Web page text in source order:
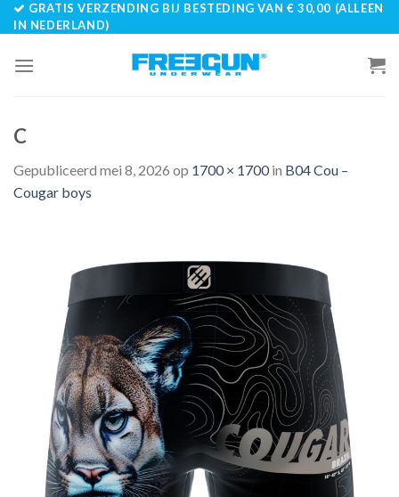
Skip
to
GRATIS VERZENDING BIJ BESTEDING VAN € 30,00 (ALLEEN
IN NEDERLAND)
C
Gepubliceerd mei 8, 2026 op 1700 × 1700in B04 Cou –
Cougar boys